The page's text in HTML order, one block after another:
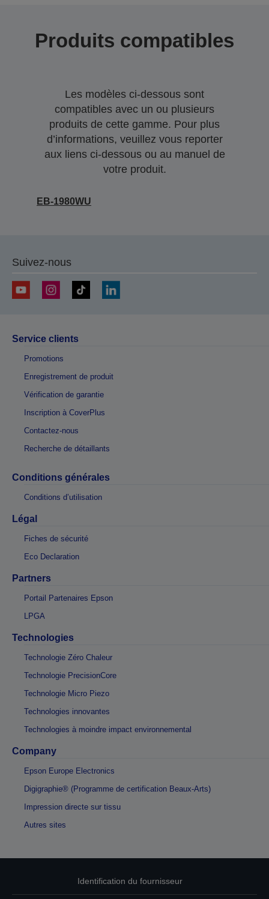
Produits compatibles
Les modèles ci-dessous sont
compatibles avec un ou plusieurs
produits de cette gamme. Pour plus
d’informations, veuillez vous reporter
aux liens ci-dessous ou au manuel de
votre produit.
EB-1980WU
Suivez-nous
Service clients
Promotions
Enregistrement de produit
Vérification de garantie
Inscription à CoverPlus
Contactez-nous
Recherche de détaillants
Conditions générales
Conditions d’utilisation
Légal
Fiches de sécurité
Eco Declaration
Partners
Portail Partenaires Epson
LPGA
Technologies
Technologie Zéro Chaleur
Technologie PrecisionCore
Technologie Micro Piezo
Technologies innovantes
Technologies à moindre impact environnemental
Company
Epson Europe Electronics
Digigraphie® (Programme de certification Beaux-Arts)
Impression directe sur tissu
Autres sites
Identification du fournisseur